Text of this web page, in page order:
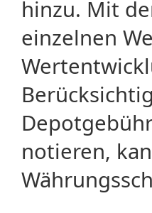
hinzu. Mit
einzelnen
notieren,